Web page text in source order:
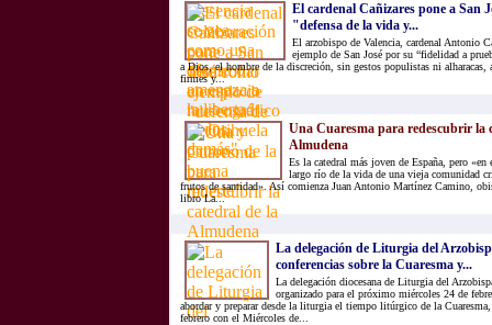
El cardenal Cañizares pone a San
"defensa de la vida y...
El arzobispo de Valencia, cardenal Antonio
ejemplo de San José por su “fidelidad a
a Dios, el hombre de la discreción, sin gestos populistas ni
firmes y...
Una Cuaresma para redescubrir la
Almudena
Es la catedral más joven de España, pero «en
largo río de la vida de una vieja comunidad
frutos de santidad». Así comienza Juan Antonio Martínez Camino,
libro La...
La delegación de Liturgia del
conferencias sobre la Cuaresma y...
La delegación diocesana de Liturgia del
organizado para el próximo miércoles 24 de
abordar y preparar desde la liturgia el tiempo litúrgico de la
febrero con el Miércoles de...